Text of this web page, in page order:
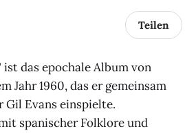
Teilen
ist das epochale Album von
Jahr 1960, das er gemeinsam
Gil Evans einspielte.
spanischer Folklore und